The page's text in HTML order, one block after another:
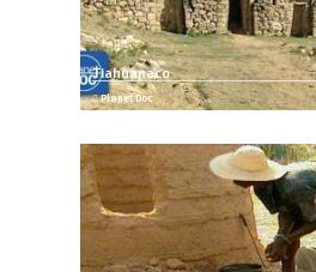
Tiahuanaco
Planet Doc